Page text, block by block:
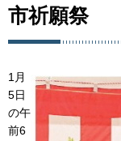
市祈願祭
1月
5日
の午
前6